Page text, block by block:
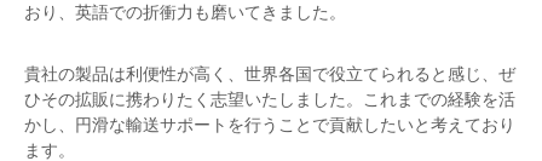
おり、英語での折衝力も磨いてきました。
貴社の製品は利便性が高く、世界各国で役立てられると感じ、ぜ
ひその拡販に携わりたく志望いたしました。これまでの経験を活
かし、円滑な輸送サポートを行うことで貢献したいと考えており
ます。